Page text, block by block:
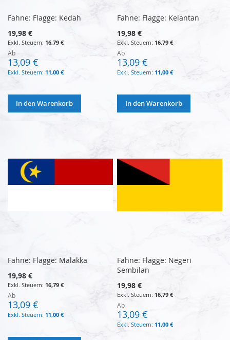
Fahne: Flagge: Kedah
19,98 €
16,79 €
Ab
13,09 €
11,00 €
In den Warenkorb
Fahne: Flagge: Kelantan
19,98 €
16,79 €
Ab
13,09 €
11,00 €
In den Warenkorb
Fahne: Flagge: Malakka
19,98 €
16,79 €
Ab
13,09 €
11,00 €
Fahne: Flagge: Negeri
Sembilan
19,98 €
16,79 €
Ab
13,09 €
11,00 €